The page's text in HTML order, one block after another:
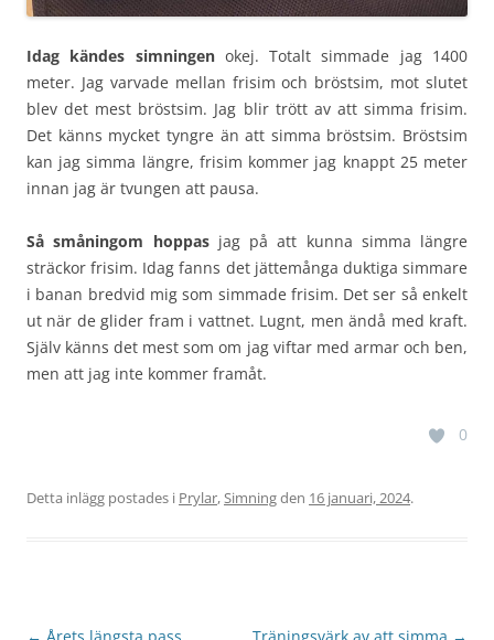
Idag kändes simningenokej. Totalt simmade jag 1400
meter. Jag varvade mellan frisim och bröstsim, mot slutet
blev det mest bröstsim. Jag blir trött av att simma frisim.
Det känns mycket tyngre än att simma bröstsim. Bröstsim
kan jag simma längre, frisim kommer jag knappt 25 meter
innan jag är tvungen att pausa.
Så småningom hoppasjag på att kunna simma längre
sträckor frisim. Idag fanns det jättemånga duktiga simmare
i banan bredvid mig som simmade frisim. Det ser så enkelt
ut när de glider fram i vattnet. Lugnt, men ändå med kraft.
Själv känns det mest som om jag viftar med armar och ben,
men att jag inte kommer framåt.
0
Detta inlägg postades i Prylar,Simningden 16 januari, 2024.